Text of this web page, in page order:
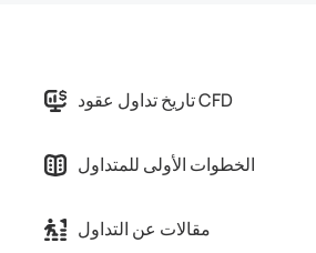
الشركة تاريخ تداول عقود CFD
الخطوات الأولى للمتداول
مقالات عن التداول